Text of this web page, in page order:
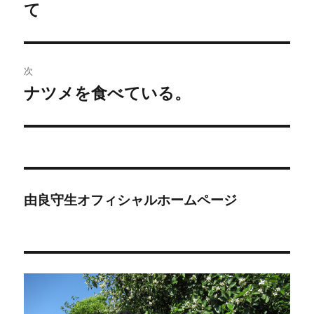
ナ
ビ
ゲ
ー
シ
ン
の
稿:
て
次
次
投
ナツメを食べている。
由良守生オフィシャルホームページ